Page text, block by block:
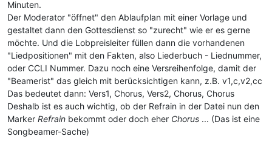
Minuten.
Der Moderator "öffnet" den Ablaufplan mit einer Vorlage und
gestaltet dann den Gottesdienst so "zurecht" wie er es gerne
möchte. Und die Lobpreisleiter füllen dann die vorhandenen
"Liedpositionen" mit den Fakten, also Liederbuch - Liednummer,
oder CCLI Nummer. Dazu noch eine Versreihenfolge, damit der
"Beamerist" das gleich mit berücksichtigen kann, z.B. v1,c,v2,cc
Das bedeutet dann: Vers1, Chorus, Vers2, Chorus, Chorus
Deshalb ist es auch wichtig, ob der Refrain in der Datei nun den
Marker Refrain bekommt oder doch eher Chorus ... (Das ist eine
Songbeamer-Sache)